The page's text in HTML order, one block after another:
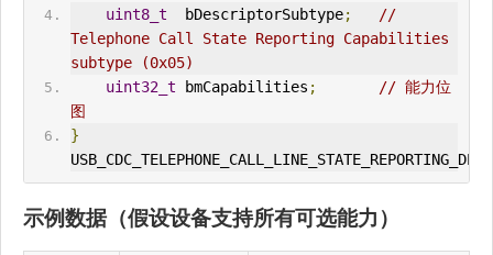
uint8_t
  bDescriptorSubtype
;
//
Telephone Call State Reporting Capabilities
subtype (0x05)
uint32_t bmCapabilities ;
// 能力位
图
}
USB_ CDC
示例数据（假设设备支持所有可选能力）